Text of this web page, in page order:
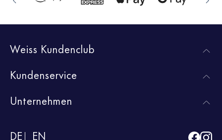
Weiss Kundenclub
Kundenservice
Unternehmen
DE EN